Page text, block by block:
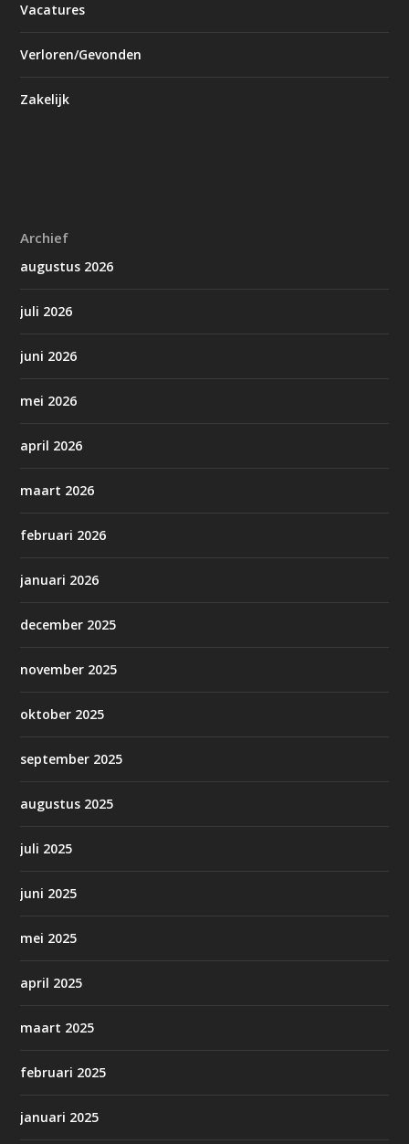
Vacatures
Verloren/Gevonden
Zakelijk
Archief
augustus 2026
juli 2026
juni 2026
mei 2026
april 2026
maart 2026
februari 2026
januari 2026
december 2025
november 2025
oktober 2025
september 2025
augustus 2025
juli 2025
juni 2025
mei 2025
april 2025
maart 2025
februari 2025
januari 2025